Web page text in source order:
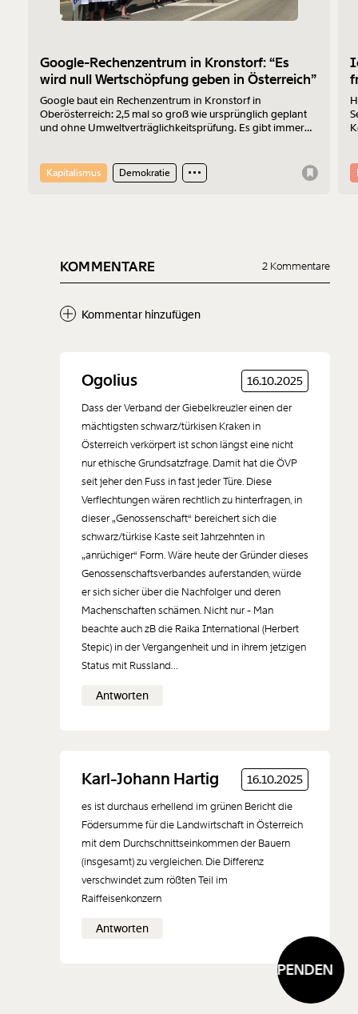
SPENDEN
Google-Rechenzentrum in Kronstorf: “Es
wird null Wertschöpfung geben in Österreich”
Google baut ein Rechenzentrum in Kronstorf in
Oberösterreich: 2,5 mal so groß wie ursprünglich geplant
und ohne Umweltverträglichkeitsprüfung. Es gibt immer
Kronstorf“ Harald Müllner erklärt im Interview, wo die
Probleme liegen und was er sich vom Protest erhofft.
Kapitalismus Demokratie
KOMMENTARE 2 Kommentare
Kommentar hinzufügen
Neuen Kommentar
hinzufügen
Der Inhalt dieses Feldes wird nicht öffentlich zugänglich angezeigt.
Ogolius 16.10.2025
Dass der Verband der Giebelkreuzler einen der
mächtigsten schwarz/türkisen Kraken in
Österreich verkörpert ist schon längst eine nicht
nur ethische Grundsatzfrage. Damit hat die ÖVP
seit jeher den Fuss in fast jeder Türe. Diese
Verflechtungen wären rechtlich zu hinterfragen, in
dieser „Genossenschaft“ bereichert sich die
schwarz/türkise Kaste seit Jahrzehnten in
„anrüchiger“ Form. Wäre heute der Gründer dieses
Genossenschaftsverbandes auferstanden, würde
er sich sicher über die Nachfolger und deren
Machenschaften schämen. Nicht nur - Man
beachte auch zB die Raika International (Herbert
Stepic) in der Vergangenheit und in ihrem jetzigen
Status mit Russland…
Antworten
Karl-Johann Hartig 16.10.2025
es ist durchaus erhellend im grünen Bericht die
Födersumme für die Landwirtschaft in Österreich
mit dem Durchschnittseinkommen der Bauern
(insgesamt) zu vergleichen. Die Differenz
verschwindet zum rößten Teil im
Raiffeisenkonzern
Antworten